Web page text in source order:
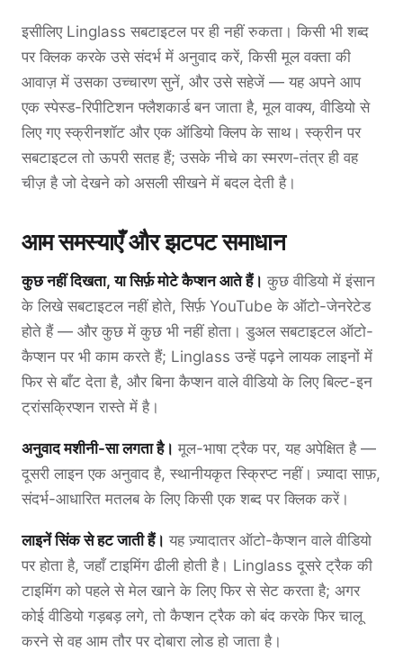
इसीलिए Linglass सबटाइटल पर ही नहीं रुकता। किसी भी शब्द
पर क्लिक करके उसे संदर्भ में अनुवाद करें, किसी मूल वक्ता की
आवाज़ में उसका उच्चारण सुनें, और उसे सहेजें — यह अपने आप
एक स्पेस्ड-रिपीटिशन फ्लैशकार्ड बन जाता है, मूल वाक्य, वीडियो से
लिए गए स्क्रीनशॉट और एक ऑडियो क्लिप के साथ। स्क्रीन पर
सबटाइटल तो ऊपरी सतह हैं; उसके नीचे का स्मरण-तंत्र ही वह
चीज़ है जो देखने को असली सीखने में बदल देती है।
आम समस्याएँ और झटपट समाधान
कुछ नहीं दिखता, या सिर्फ़ मोटे कैप्शन आते हैं। कुछ वीडियो में इंसान
के लिखे सबटाइटल नहीं होते, सिर्फ़ YouTube के ऑटो-जेनरेटेड
होते हैं — और कुछ में कुछ भी नहीं होता। डुअल सबटाइटल ऑटो-
कैप्शन पर भी काम करते हैं; Linglass उन्हें पढ़ने लायक लाइनों में
फिर से बाँट देता है, और बिना कैप्शन वाले वीडियो के लिए बिल्ट-इन
ट्रांसक्रिप्शन रास्ते में है।
अनुवाद मशीनी-सा लगता है। मूल-भाषा ट्रैक पर, यह अपेक्षित है —
दूसरी लाइन एक अनुवाद है, स्थानीयकृत स्क्रिप्ट नहीं। ज़्यादा साफ़,
संदर्भ-आधारित मतलब के लिए किसी एक शब्द पर क्लिक करें।
लाइनें सिंक से हट जाती हैं। यह ज़्यादातर ऑटो-कैप्शन वाले वीडियो
पर होता है, जहाँ टाइमिंग ढीली होती है। Linglass दूसरे ट्रैक की
टाइमिंग को पहले से मेल खाने के लिए फिर से सेट करता है; अगर
कोई वीडियो गड़बड़ लगे, तो कैप्शन ट्रैक को बंद करके फिर चालू
करने से वह आम तौर पर दोबारा लोड हो जाता है।